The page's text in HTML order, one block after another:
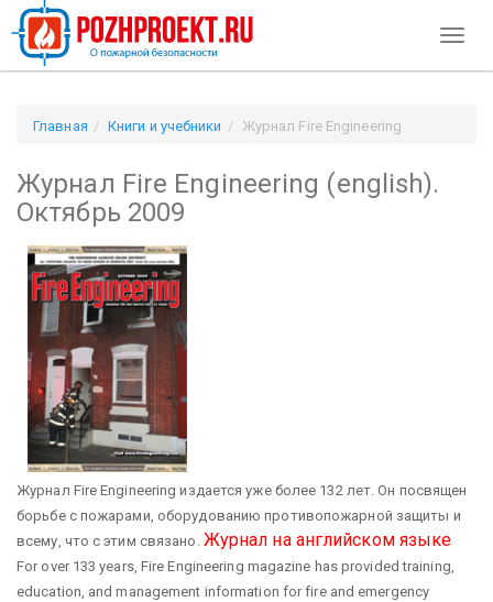
Главная Книги и учебники
Журнал Fire Engineering
Журнал Fire Engineering (english).
Октябрь 2009
Журнал Fire Engineering издается уже более 132 лет. Он посвящен
борьбе с пожарами, оборудованию противопожарной защиты и
всему, что с этим связано. Журнал на английском языке
For over 133 years, Fire Engineering magazine has provided training,
education, and management information for fire and emergency